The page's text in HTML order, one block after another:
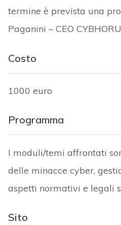
termine è prevista una
Paganini – CEO
Costo
1000 euro
Programma
I moduli/temi affrontati
delle minacce cyber,
aspetti normativi e legali
Sito